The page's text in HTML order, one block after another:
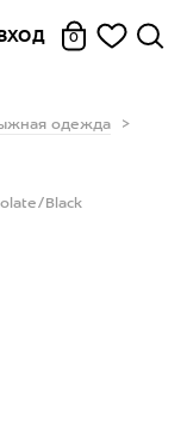
0
одежда
Black